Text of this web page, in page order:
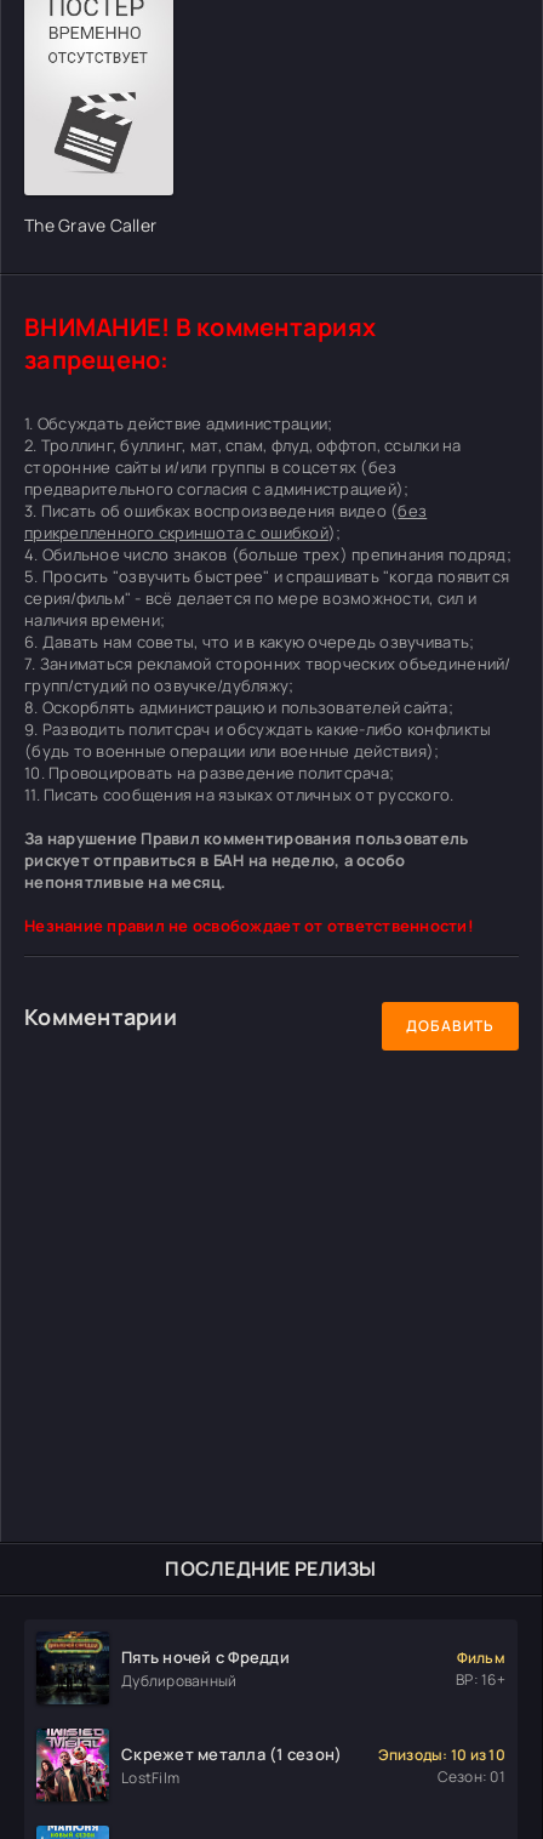
ПОСЛЕДНИЕ РЕЛИЗЫ
Пять ночей с Фредди
Дублированный
Фильм
ВР: 16+
Скрежет металла (1 сезон)
LostFilm
Эпизоды: 10 из 10
Сезон: 01
The Grave Caller
ВНИМАНИЕ! В комментариях
запрещено:
1. Обсуждать действие администрации;
2. Троллинг, буллинг, мат, спам, флуд, оффтоп, ссылки на
сторонние сайты и/или группы в соцсетях (без
предварительного согласия с администрацией);
3. Писать об ошибках воспроизведения видео (без
прикрепленного скриншота с ошибкой);
4. Обильное число знаков (больше трех) препинания подряд;
5. Просить "озвучить быстрее" и спрашивать "когда появится
серия/фильм" - всё делается по мере возможности, сил и
наличия времени;
6. Давать нам советы, что и в какую очередь озвучивать;
7. Заниматься рекламой сторонних творческих объединений/
групп/студий по озвучке/дубляжу;
8. Оскорблять администрацию и пользователей сайта;
9. Разводить политсрач и обсуждать какие-либо конфликты
(будь то военные операции или военные действия);
10. Провоцировать на разведение политсрача;
11. Писать сообщения на языках отличных от русского.
За нарушение Правил комментирования пользователь
рискует отправиться в БАН на неделю, а особо
непонятливые на месяц.
Незнание правил не освобождает от ответственности!
Комментарии ДОБАВИТЬ